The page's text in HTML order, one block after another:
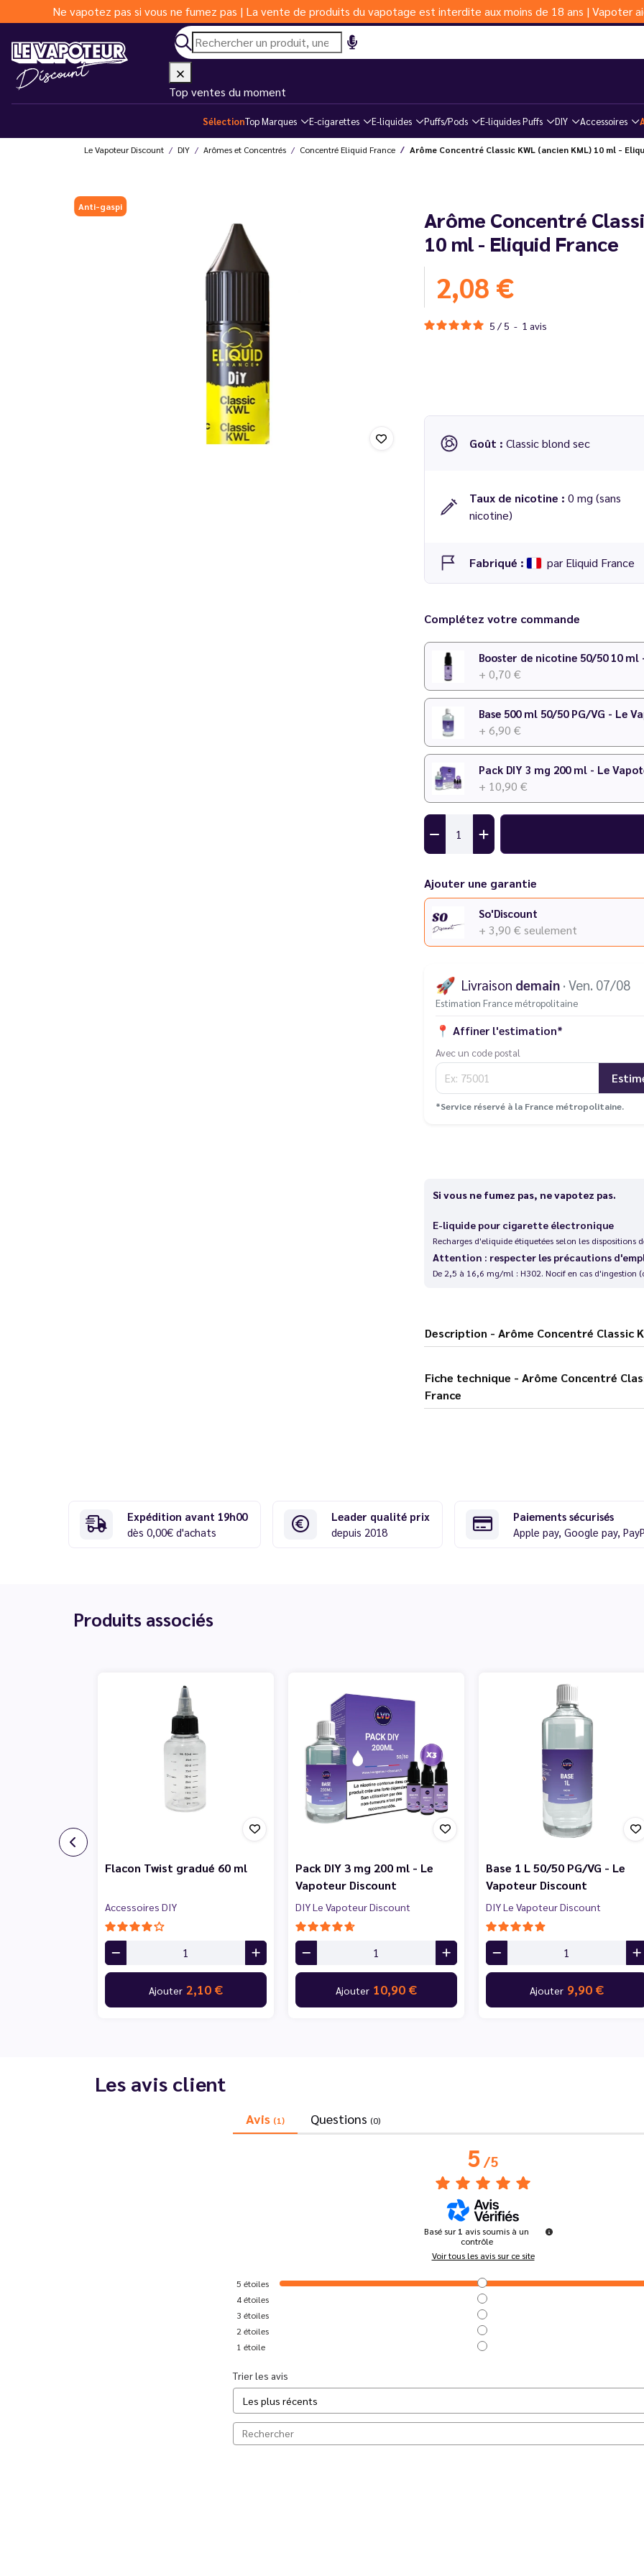
Ne vapotez pas si vous ne fumez pas | La vente de produits du vapotage est interdite aux moins de 18 ans | Vapoter
Top ventes du moment
SélectionTop Marques E-cigarettes E-liquides Puffs/Pods E-liquides Puffs DIY Accessoires
Le Vapoteur Discount DIY Arômes et Concentrés Concentré Eliquid France Arôme Concentré Classic KWL (ancien KML) 10 ml -
Anti-gaspi
Arôme Concentré
10 ml - Eliquid France
2,08 €
5 / 5 - 1 avis
Goût : Classic blond sec
Taux de nicotine : 0 mg (sans
nicotine)
Fabriqué : par Eliquid France
Dosage conseillé: 10 % dans une base 50/50
Temps de maturation : 1 à 2 semaines
Pour plus de détails sur le dosage, consultez
Attention: Eliquid France dévoile sa
KWL remplace le Classic KML après
les recettes restent les mêmes !
Complétez votre commande
Booster de nicotine 50/50 10
+ 0,70 €
Base 500 ml 50/50 PG/VG - Le
+ 6,90 €
Pack DIY 3 mg 200 ml - Le
+ 10,90 €
Ajouter une garantie
So'Discount
+ 3,90 € seulement
🚀 Livraison demain · Ven. 07/08
Estimation France métropolitaine
📍 Affiner l'estimation*
Avec un code postal
*Service réservé à la France métropolitaine.
Si vous ne fumez pas, ne vapotez pas.
E-liquide pour cigarette électronique
Recharges d'eliquide étiquetées selon les
Attention : respecter les précautions
De 2,5 à 16,6 mg/ml : H302. Nocif en cas d'ingestion
Description - Arôme Concentré
Fiche technique - Arôme Concentré Classic KWL (ancien KML) 10 ml - Eliquid
France
Expédition avant 19h00
dès 0,00€ d'achats
Leader qualité prix
depuis 2018
Paiements sécurisés
Apple pay, Google pay,
Produits associés
Flacon Twist gradué 60 ml
Accessoires DIY
Ajouter 2,10 €
Pack DIY 3 mg 200 ml - Le
Vapoteur Discount
DIY Le Vapoteur Discount
Ajouter 10,90 €
Base 1 L 50/50 PG/VG - Le
Vapoteur Discount
DIY Le Vapoteur Discount
Ajouter 9,90 €
Les avis client
Avis (1) Questions (0)
5/5
Basé sur1 avis soumis à un
contrôle
Voir tous les avis sur ce site
5 étoiles
4étoiles
3 étoiles
2 étoiles
1 étoile
Trier les avis